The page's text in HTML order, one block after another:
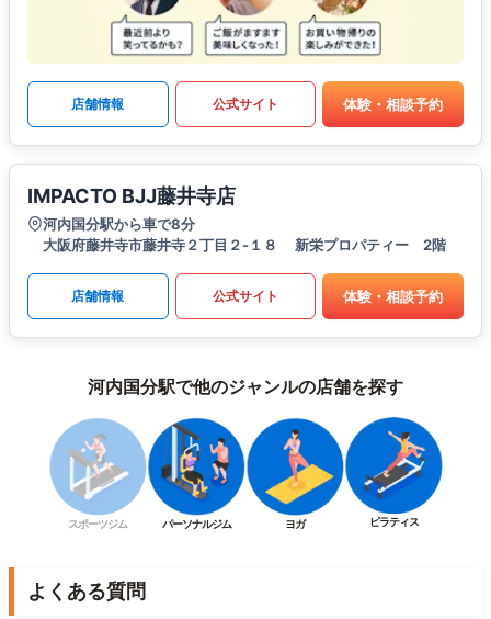
店舗情報 公式サイト 体験・相談予約
IMPACTO BJJ藤井寺店
河内国分駅から車で8分
大阪府藤井寺市藤井寺２丁目２-１８ 新栄プロパティー 2階
店舗情報 公式サイト 体験・相談予約
河内国分駅で他のジャンルの店舗を探す
スポーツジム パーソナルジム ヨガ ピラティス
よくある質問